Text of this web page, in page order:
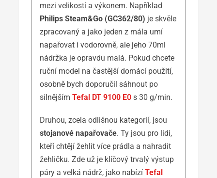
mezi velikostí a výkonem. Například
Philips Steam&Go (GC362/80) je skvěle
zpracovaný a jako jeden z mála umí
napařovat i vodorovně, ale jeho 70ml
nádržka je opravdu malá. Pokud chcete
ruční model na častější domácí použití,
osobně bych doporučil sáhnout po
silnějším Tefal DT 9100 E0 s 30 g/min.
Druhou, zcela odlišnou kategorií, jsou
stojanové napařovače. Ty jsou pro lidi,
kteří chtějí žehlit více prádla a nahradit
žehličku. Zde už je klíčový trvalý výstup
páry a velká nádrž, jako nabízí Tefal